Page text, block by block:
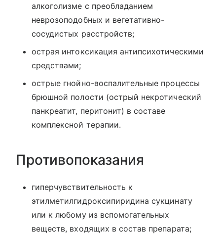
алкоголизме с преобладанием
неврозоподобных и вегетативно-
сосудистых расстройств;
острая интоксикация антипсихотическими
средствами;
острые гнойно-воспалительные процессы
брюшной полости (острый некротический
панкреатит, перитонит) в составе
комплексной терапии.
Противопоказания
гиперчувствительность к
этилметилгидроксипиридина сукцинату
или к любому из вспомогательных
веществ, входящих в состав препарата;